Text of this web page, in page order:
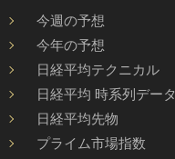
今週の予想
今年の予想
日経平均テクニカル
日経平均 時系列データ
日経平均先物
プライム市場指数